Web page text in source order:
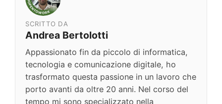
SCRITTO DA
Andrea Bertolotti
Appassionato fin da piccolo di informatica,
tecnologia e comunicazione digitale, ho
trasformato questa passione in un lavoro che
porto avanti da oltre 20 anni. Nel corso del
tempo mi sono specializzato nella